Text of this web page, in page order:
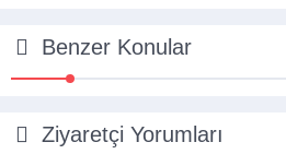
Benzer Konular
Ziyaretçi Yorumları